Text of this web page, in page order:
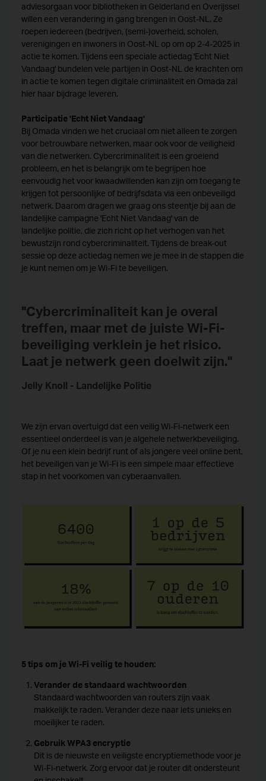
adviesorgaan voor bibliotheken in Gelderland en Overijssel
willen een verandering in gang brengen in Oost-NL. Ze
roepen iedereen (bedrijven, (semi-)overheid, scholen,
verenigingen en inwoners in Oost-NL op om op 2-4-2025 in
actie te komen. Tijdens een speciale actiedag 'Echt Niet
Vandaag' bundelen vele partijen in Oost-NL de krachten om
in actie te komen tegen digitale criminaliteit en Omada zal
hier haar bijdrage leveren.
Participatie 'Echt Niet Vandaag'
Bij Omada vinden we het cruciaal om niet alleen te zorgen
voor betrouwbare netwerken, maar ook voor de veiligheid
van die netwerken. Cybercriminaliteit is een groeiend
probleem, en het is belangrijk om te begrijpen hoe
eenvoudig het voor kwaadwillenden kan zijn om toegang te
krijgen tot persoonlijke of bedrijfsdata via een onbeveiligd
netwerk. Daarom dragen we graag ons steentje bij aan de
landelijke campagne 'Echt Niet Vandaag' van de
landelijke politie, die zich richt op het verhogen van het
bewustzijn rond cybercriminaliteit. Tijdens de break-out
sessie op deze actiedag nemen we je mee in de stappen die
je kunt nemen om je Wi-Fi te beveiligen.
"Cybercriminaliteit kan je overal
treffen, maar met de juiste Wi-Fi-
beveiliging verklein je het risico.
Laat je netwerk geen doelwit zijn."
Jelly Knoll - Landelijke Politie
We zijn ervan overtuigd dat een veilig Wi-Fi-netwerk een
essentieel onderdeel is van je algehele netwerkbeveiliging.
Of je nu een klein bedrijf runt of als jongere veel online bent,
het beveiligen van je Wi-Fi is een simpele maar effectieve
stap in het voorkomen van cyberaanvallen.
5 tips om je Wi-Fi veilig te houden:
Verander de standaard wachtwoorden
Standaard wachtwoorden van routers zijn vaak
makkelijk te raden. Verander deze naar iets unieks en
moeilijker te raden.
Gebruik WPA3 encryptie
Dit is de nieuwste en veiligste encryptiemethode voor je
Wi-Fi-netwerk. Zorg ervoor dat je router dit ondersteunt